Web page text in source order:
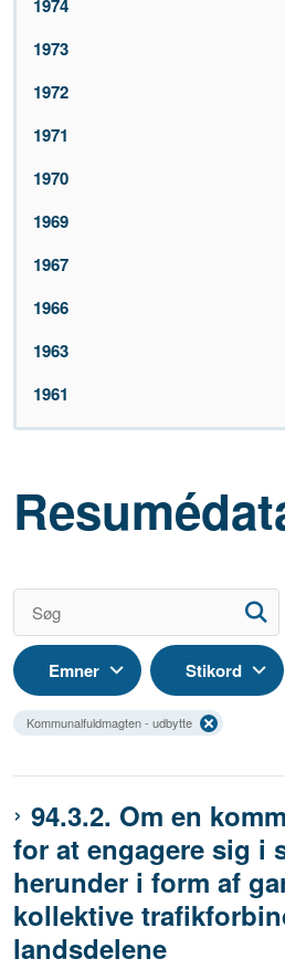
1974
1973
1972
1971
1970
1969
1967
1966
1963
1961
Emner Stikord
Kommunalfuldmagten - udbytte
94.3.2. Om en
for at engagere sig i
herunder i form af
kollektive
landsdelene